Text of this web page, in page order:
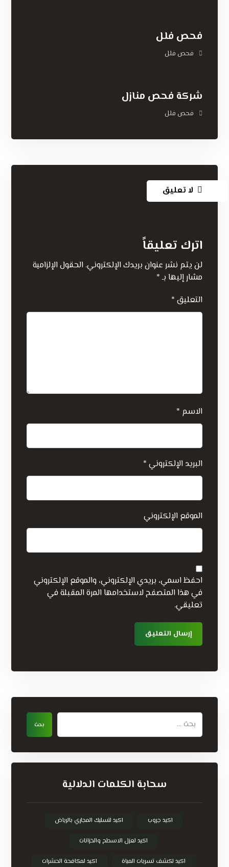
فحص فلل
فحص فلل
شركة فحص منازل
فحص فلل
لا تعليق
اترك تعليقاً
لن يتم نشر عنوان بريدك الإلكتروني. الحقول الإلزامية
مشار إليها بـ*
التعليق *
الاسم *
البريد الإلكتروني *
الموقع الإلكتروني
احفظ اسمي، بريدي الإلكتروني، والموقع الإلكتروني
في هذا المتصفح لاستخدامها المرة المقبلة في
تعليقي.
سحابة الكلمات الدلالية
اكيد جروب اكيد لتسليك المجاري بالرياض
اكيد لعزل الاسطح والخزانات
اكيد لكشف تسربات المياة اكيد لمكافحة الحشرات